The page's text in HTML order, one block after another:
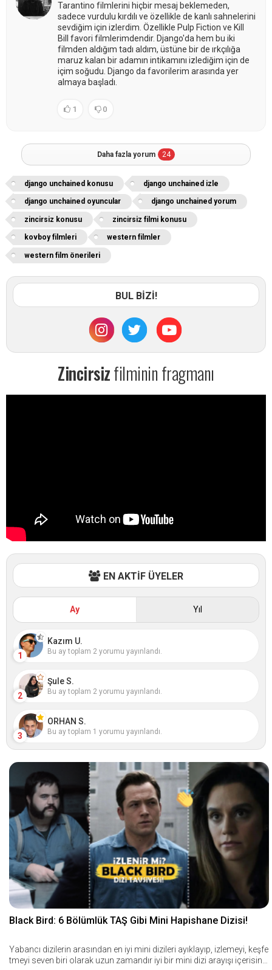
Tarantino filmlerini hiçbir mesaj beklemeden,
sadece vurdulu kırdılı ve özellikle de kanlı sahnelerini
sevdiğim için izlerdim. Özellikle Pulp Fiction ve Kill
Bill favori filmlerimdendir. Django'da hem bu iki
filmden aldığım tadı aldım, üstüne bir de ırkçılığa
maruz kalan bir adamın intikamını izlediğim için de
içim soğudu. Django da favorilerim arasında yer
almaya başladı.
1 0
Daha fazla yorum 24
django unchained konusu django unchained izle
django unchained oyuncular django unchained yorum
zincirsiz konusu zincirsiz filmi konusu
kovboy filmleri western filmler
western film önerileri
BUL BİZİ!
Zincirsizfilminin fragmanı
EN AKTİF ÜYELER
Ay Yıl
1
Kazım U.
Bu ay toplam 2 yorumu yayınlandı.
2
Şule S.
Bu ay toplam 2 yorumu yayınlandı.
3
ORHAN S.
Bu ay toplam 1 yorumu yayınlandı.
Black Bird: 6 Bölümlük TAŞ Gibi Mini Hapishane Dizisi!
Yabancı dizilerin arasından en iyi mini dizileri ayıklayıp, izlemeyi, keşfe
tmeyi seven biri olarak uzun zamandır iyi bir mini dizi arayışı içerisind